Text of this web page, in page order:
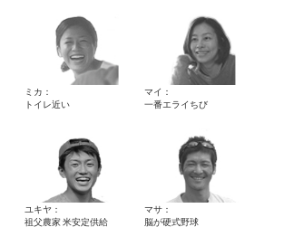
ミカ：
トイレ近い
マイ：
一番エライちび
ユキヤ：
祖父農家 米安定供給
マサ：
脳が硬式野球